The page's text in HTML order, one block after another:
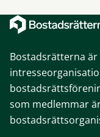
Bostadsrätterna är
som medlemmar